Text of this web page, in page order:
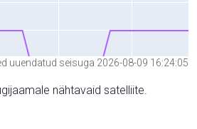
uuendatud seisuga 2026-08-09 16:24:05
nähtavaid satelliite.